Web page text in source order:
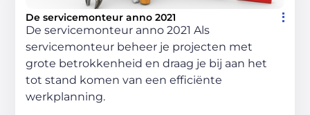
De servicemonteur anno 2021
De servicemonteur anno 2021 Als
servicemonteur beheer je projecten met
grote betrokkenheid en draag je bij aan het
tot stand komen van een efficiënte
werkplanning.